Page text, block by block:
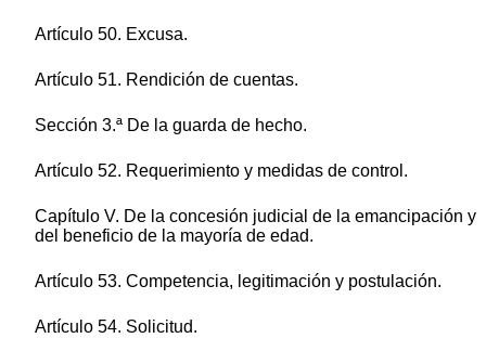
Artículo 50. Excusa.
Artículo 51. Rendición de cuentas.
Sección 3.ª De la guarda de hecho.
Artículo 52. Requerimiento y medidas de control.
Capítulo V. De la concesión judicial de la emancipación y
del beneficio de la mayoría de edad.
Artículo 53. Competencia, legitimación y postulación.
Artículo 54. Solicitud.